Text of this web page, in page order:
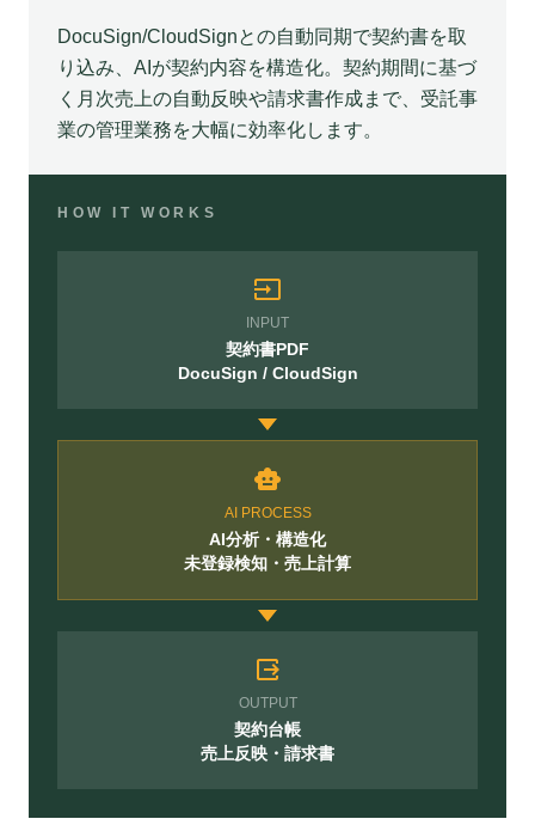
DocuSign/CloudSignとの自動同期で契約書を取
り込み、AIが契約内容を構造化。契約期間に基づ
く月次売上の自動反映や請求書作成まで、受託事
業の管理業務を大幅に効率化します。
HOW IT WORKS
input
INPUT
契約書PDF
DocuSign / CloudSign
smart_toy
AI PROCESS
AI分析・構造化
未登録検知・売上計算
output
OUTPUT
契約台帳
売上反映・請求書